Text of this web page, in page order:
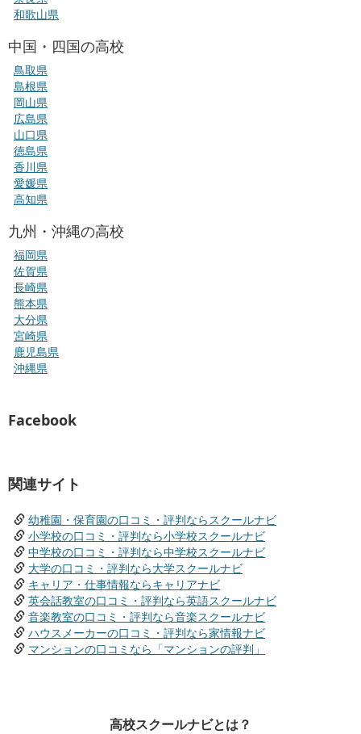
和歌山県
中国・四国の高校
鳥取県
島根県
岡山県
広島県
山口県
徳島県
香川県
愛媛県
高知県
九州・沖縄の高校
福岡県
佐賀県
長崎県
熊本県
大分県
宮崎県
鹿児島県
沖縄県
Facebook
関連サイト
幼稚園・保育園の口コミ・評判ならスクールナビ
小学校の口コミ・評判なら小学校スクールナビ
中学校の口コミ・評判なら中学校スクールナビ
大学の口コミ・評判なら大学スクールナビ
キャリア・仕事情報ならキャリアナビ
英会話教室の口コミ・評判なら英語スクールナビ
音楽教室の口コミ・評判なら音楽スクールナビ
ハウスメーカーの口コミ・評判なら家情報ナビ
マンションの口コミなら「マンションの評判」
高校スクールナビとは？